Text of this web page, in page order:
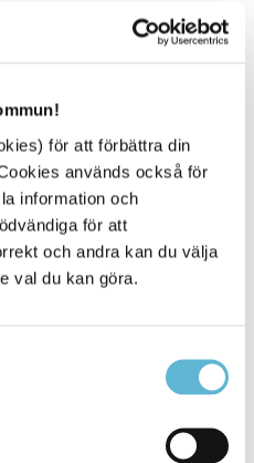
för att förbättra din
används också för
information och
för att
och andra kan du välja
val du kan göra.
45